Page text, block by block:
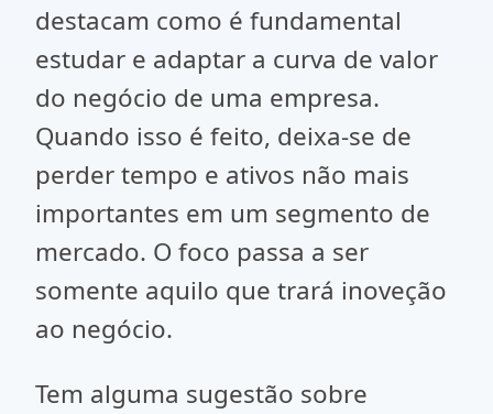
destacam como é fundamental
estudar e adaptar a curva de valor
do negócio de uma empresa.
Quando isso é feito, deixa-se de
perder tempo e ativos não mais
importantes em um segmento de
mercado. O foco passa a ser
somente aquilo que trará inoveção
ao negócio.
Tem alguma sugestão sobre